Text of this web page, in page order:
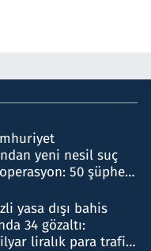
yeni nesil suç
50 şüpheli
yasa dışı bahis
34 gözaltı:
liralık para trafiği